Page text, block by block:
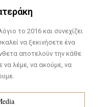
το 2016 και συνεχίζει
να ξεκινήσετε ένα
αποτελούν την κάθε
να λέμε, να ακούμε, να